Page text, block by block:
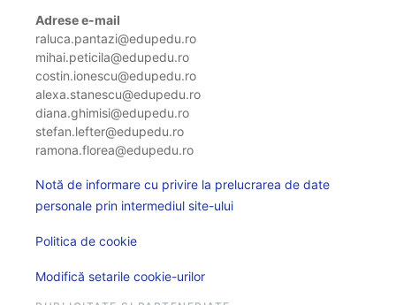
Adrese e-mail
raluca.pantazi@edupedu.ro
mihai.peticila@edupedu.ro
costin.ionescu@edupedu.ro
alexa.stanescu@edupedu.ro
diana.ghimisi@edupedu.ro
stefan.lefter@edupedu.ro
ramona.florea@edupedu.ro
Notă de informare cu privire la prelucrarea de date
personale prin intermediul site-ului
Politica de cookie
Modifică setarile cookie-urilor